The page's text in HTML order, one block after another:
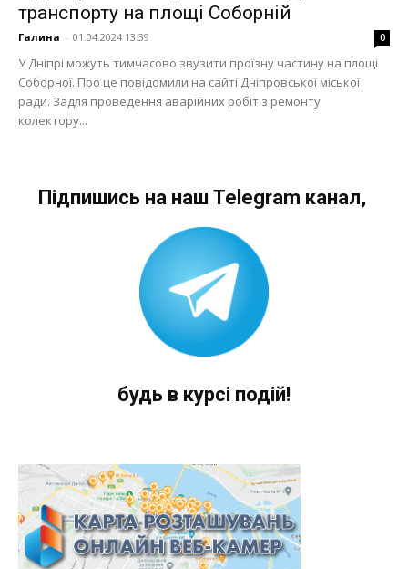
транспорту на площі Соборній
Галина - 01.04.2024 13:39 0
У Дніпрі можуть тимчасово звузити проїзну частину на площі
Соборної. Про це повідомили на сайті Дніпровської міської
ради. Задля проведення аварійних робіт з ремонту
колектору...
Підпишись на наш Telegram канал,
будь в курсі подій!